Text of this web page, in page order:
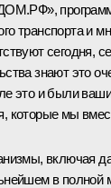
транспорта и
сегодня,
знают это
это и были
которые мы
включая
в полной